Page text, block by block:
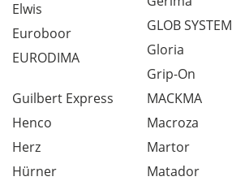
Elwis
Euroboor
EURODIMA
GLOB SYSTEM
Gloria
Grip-On
Guilbert Express
Henco
Herz
Hürner
MACKMA
Macroza
Martor
Matador